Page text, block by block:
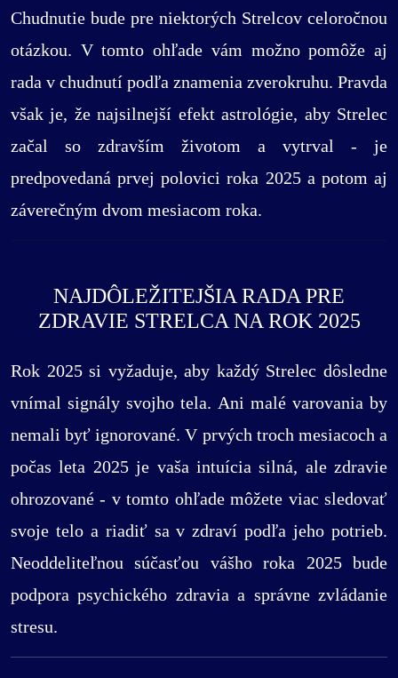
Chudnutie bude pre niektorých Strelcov celoročnou
otázkou. V tomto ohľade vám možno pomôže aj
rada v chudnutí podľa znamenia zverokruhu. Pravda
však je, že najsilnejší efekt astrológie, aby Strelec
začal so zdravším životom a vytrval - je
predpovedaná prvej polovici roka 2025 a potom aj
záverečným dvom mesiacom roka.
NAJDÔLEŽITEJŠIA RADA PRE
ZDRAVIE STRELCA NA ROK 2025
Rok 2025 si vyžaduje, aby každý Strelec dôsledne
vnímal signály svojho tela. Ani malé varovania by
nemali byť ignorované. V prvých troch mesiacoch a
počas leta 2025 je vaša intuícia silná, ale zdravie
ohrozované - v tomto ohľade môžete viac sledovať
svoje telo a riadiť sa v zdraví podľa jeho potrieb.
Neoddeliteľnou súčasťou vášho roka 2025 bude
podpora psychického zdravia a správne zvládanie
stresu.